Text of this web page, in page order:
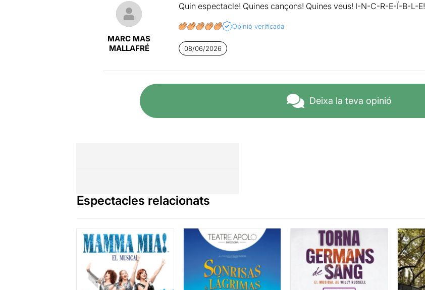
MARC MAS
MALLAFRÉ
Quin espectacle! Quines cançons! Quines veus! I-N-C-R-E-Ï-B-L-E!
Opinió verificada
08/06/2026
Deixa la teva opinió
Espectacles relacionats